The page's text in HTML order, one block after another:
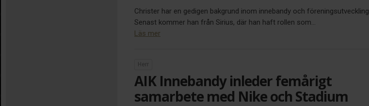
Christer har en gedigen bakgrund inom innebandy och föreningsutveckling.
Senast kommer han från Sirius, där han haft rollen som...
Läs mer
Herr
AIK Innebandy inleder femårigt
samarbete med Nike och Stadium